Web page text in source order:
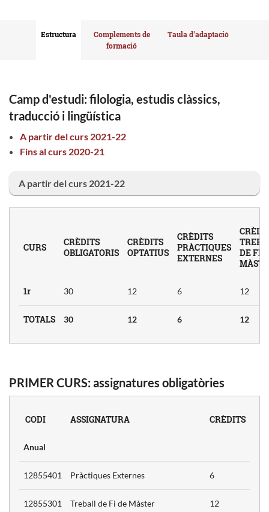
Estructura
Complements de
formació
Taula d'adaptació
Camp d'estudi: filologia, estudis clàssics,
traducció i lingüística
A partir del curs 2021-22
Fins al curs 2020-21
A partir del curs 2021-22
CURS
CRÈDITS
OBLIGATORIS
CRÈDITS
OPTATIUS
CRÈDITS
PRÀCTIQUES
EXTERNES
DE FI
1r 30 12 6 12
TOTALS 30 12 6 12
PRIMER CURS: assignatures obligatòries
CODI ASSIGNATURA CRÈDITS
Anual
12855401 Pràctiques Externes 6
12855301 Treball de Fi de Màster 12